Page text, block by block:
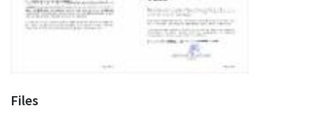
Files